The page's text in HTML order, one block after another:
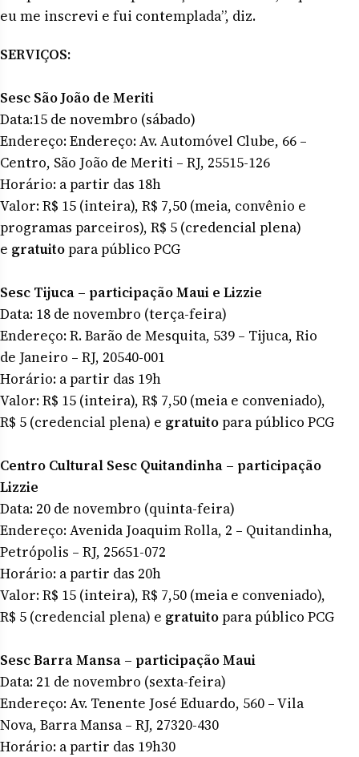
eu me inscrevi e fui contemplada”, diz.
SERVIÇOS:
Sesc São João de Meriti
Data:15 de novembro (sábado)
Endereço: Endereço: Av. Automóvel Clube, 66 –
Centro, São João de Meriti – RJ, 25515-126
Horário: a partir das 18h
Valor: R$ 15 (inteira), R$ 7,50 (meia, convênio e
programas parceiros), R$ 5 (credencial plena)
e gratuitopara público PCG
Sesc Tijuca – participação Maui e Lizzie
Data: 18 de novembro (terça-feira)
Endereço: R. Barão de Mesquita, 539 – Tijuca, Rio
de Janeiro – RJ, 20540-001
Horário: a partir das 19h
Valor: R$ 15 (inteira), R$ 7,50 (meia e conveniado),
R$ 5 (credencial plena) e gratuitopara público PCG
Centro Cultural Sesc Quitandinha – participação
Lizzie
Data: 20 de novembro (quinta-feira)
Endereço: Avenida Joaquim Rolla, 2 – Quitandinha,
Petrópolis – RJ, 25651-072
Horário: a partir das 20h
Valor: R$ 15 (inteira), R$ 7,50 (meia e conveniado),
R$ 5 (credencial plena) e gratuitopara público PCG
Sesc Barra Mansa – participação Maui
Data: 21 de novembro (sexta-feira)
Endereço: Av. Tenente José Eduardo, 560 – Vila
Nova, Barra Mansa – RJ, 27320-430
Horário: a partir das 19h30